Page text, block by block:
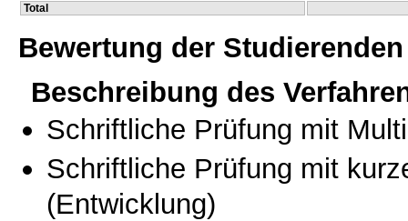
Total
Bewertung der Studierenden
Beschreibung des
Schriftliche Prüfung mit
Schriftliche Prüfung mit
(Entwicklung)